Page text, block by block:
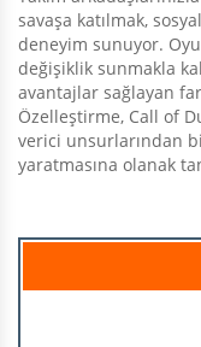
savaşa katılmak,
deneyim sunuyor.
değişiklik sunmakla
avantajlar sağlayan
Özelleştirme, Call of
verici unsurlarından
yaratmasına olanak